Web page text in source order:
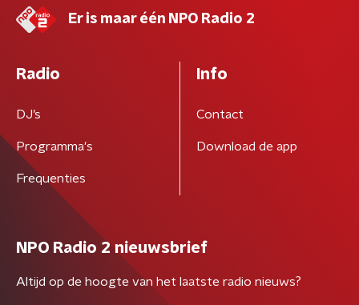
Er is maar één NPO Radio 2
Radio
DJ’s
Programma's
Frequenties
Info
Contact
Download de app
NPO Radio 2 nieuwsbrief
Altijd op de hoogte van het laatste radio nieuws?